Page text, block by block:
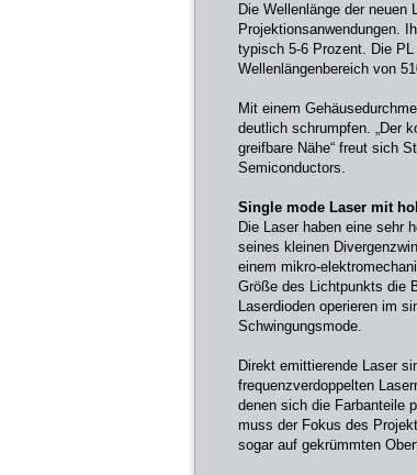
Die Wellenlänge der
Projektionsanwendungen.
typisch 5-6 Prozent. Die
Wellenlängenbereich von
Mit einem
deutlich schrumpfen. „Der
greifbare Nähe“ freut sich
Semiconductors.
Single mode Laser mit
Die Laser haben eine sehr
seines kleinen
einem mikro-
Größe des Lichtpunkts die
Laserdioden operieren im
Schwingungsmode.
Direkt emittierende Laser
frequenzverdoppelten
denen sich die Farbanteile
muss der Fokus des
sogar auf gekrümmten